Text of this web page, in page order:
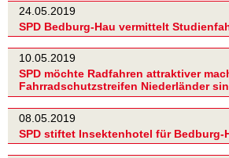
24.05.2019
SPD Bedburg-Hau vermittelt
10.05.2019
SPD möchte Radfahren attraktiver
Fahrradschutzstreifen Niederländer
08.05.2019
SPD stiftet Insektenhotel für Bedburg-